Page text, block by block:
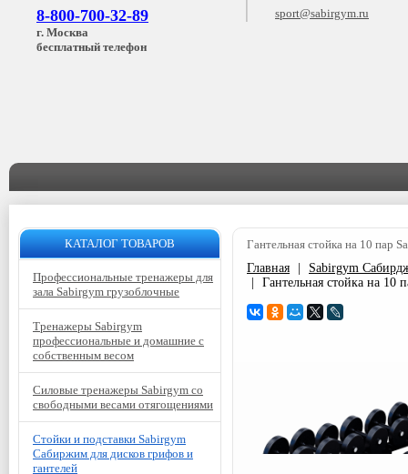
8-800-700-32-89
г. Москва
бесплатный телефон
sport@sabirgym.ru
Гантельная стойка на 10 пар
Главная
Sabirgym
Гантельная стойка на 10
КАТАЛОГ ТОВАРОВ
Профессиональные тренажеры для
зала Sabirgym грузоблочные
Тренажеры Sabirgym
профессиональные и домашние с
собственным весом
Силовые тренажеры Sabirgym со
свободными весами отягощениями
Стойки и подставки Sabirgym
Сабиржим для дисков грифов и
гантелей